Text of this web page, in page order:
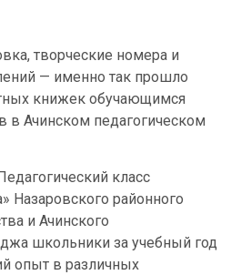
творческие номера и
— именно так прошло
книжек обучающимся
в Ачинском педагогическом
класс
Назаровского районного
и Ачинского
школьники за учебный год
опыт в различных